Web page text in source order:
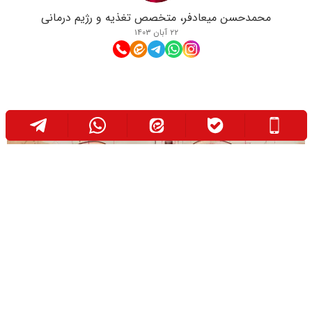
محمدحسن میعادفر، متخصص تغذیه و رژیم درمانی
۲۲ آبان ۱۴۰۳